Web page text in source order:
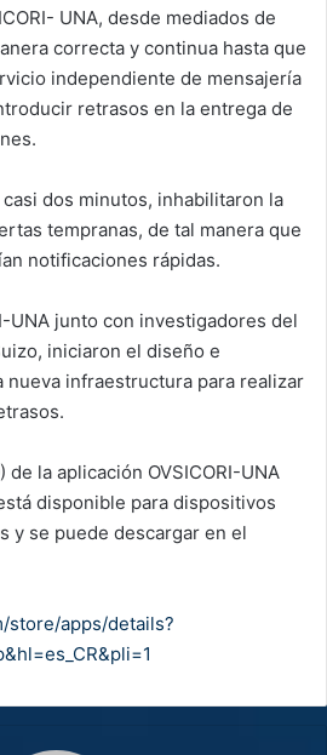
UNA, desde mediados de
correcta y continua hasta que
independiente de mensajería
retrasos en la entrega de
dos minutos, inhabilitaron la
tempranas, de tal manera que
notificaciones rápidas.
UNA junto con investigadores del
iniciaron el diseño e
nueva infraestructura para realizar
de la aplicación OVSICORI-UNA
disponible para dispositivos
y se puede descargar en el
store/apps/details?